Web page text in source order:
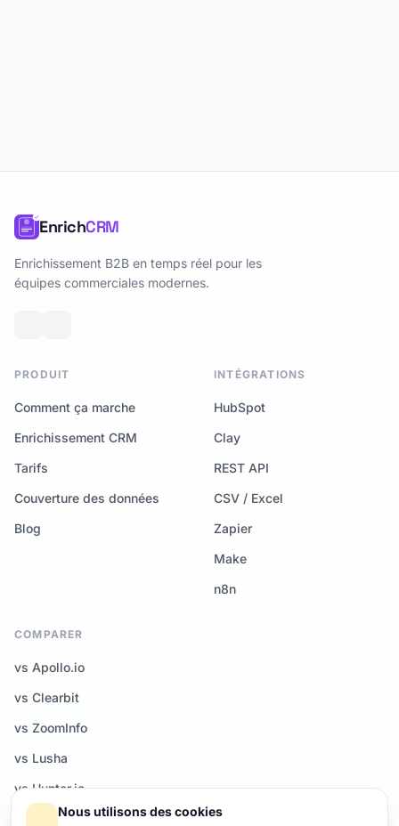
EnrichCRM
Enrichissement B2B en temps réel pour les
équipes commerciales modernes.
PRODUIT
Comment ça marche
Enrichissement CRM
Tarifs
Couverture des données
Blog
INTÉGRATIONS
HubSpot
Clay
REST API
CSV / Excel
Zapier
Make
n8n
COMPARER
vs Apollo.io
vs Clearbit
vs ZoomInfo
vs Lusha
vs Hunter.io
Tous les comparatifs →
Nous utilisons des cookies